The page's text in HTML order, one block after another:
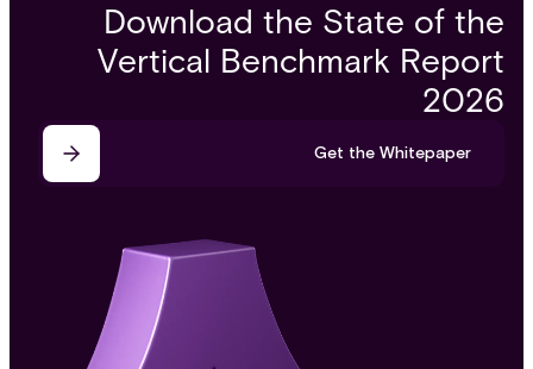
Download the State of the
Vertical Benchmark Report
2026
Get the Whitepaper